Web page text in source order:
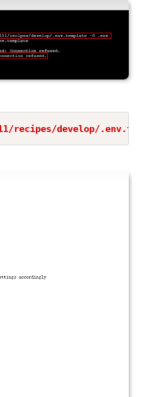
recipes/develop/.env.template